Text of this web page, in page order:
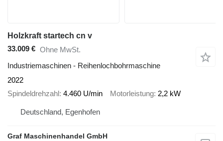
Holzkraft startech cn v
33.009 € Ohne MwSt.
Industriemaschinen - Reihenlochbohrmaschine
2022
Spindeldrehzahl 4.460 U/min Motorleistung 2,2 kW
Deutschland, Egenhofen
Graf Maschinenhandel GmbH